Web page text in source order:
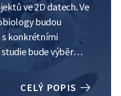
ve 2D datech. Ve
budou
s konkrétními
bude výběr
segmentačních
CELÝ POPIS